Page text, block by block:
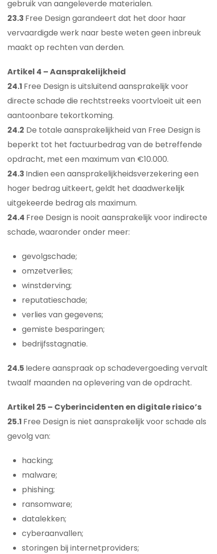
gebruik van aangeleverde materialen.
23.3 Free Design garandeert dat het door haar
vervaardigde werk naar beste weten geen inbreuk
maakt op rechten van derden.
Artikel 4 – Aansprakelijkheid
24.1 Free Design is uitsluitend aansprakelijk voor
directe schade die rechtstreeks voortvloeit uit een
aantoonbare tekortkoming.
24.2 De totale aansprakelijkheid van Free Design is
beperkt tot het factuurbedrag van de betreffende
opdracht, met een maximum van €10.000.
24.3 Indien een aansprakelijkheidsverzekering een
hoger bedrag uitkeert, geldt het daadwerkelijk
uitgekeerde bedrag als maximum.
24.4 Free Design is nooit aansprakelijk voor indirecte
schade, waaronder onder meer:
gevolgschade;
omzetverlies;
winstderving;
reputatieschade;
verlies van gegevens;
gemiste besparingen;
bedrijfsstagnatie.
24.5 Iedere aanspraak op schadevergoeding vervalt
twaalf maanden na oplevering van de opdracht.
Artikel 25 – Cyberincidenten en digitale risico’s
25.1 Free Design is niet aansprakelijk voor schade als
gevolg van:
hacking;
malware;
phishing;
ransomware;
datalekken;
cyberaanvallen;
storingen bij internetproviders;